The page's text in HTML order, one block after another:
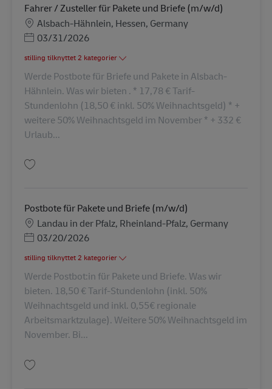
Fahrer / Zusteller für Pakete und Briefe (m/w/d)
Lokation
Alsbach-Hähnlein, Hessen, Germany
Posted Date
03/31/2026
stilling tilknyttet 2 kategorier
Werde Postbote für Briefe und Pakete in Alsbach-
Hähnlein. Was wir bieten . * 17,78 € Tarif-
Stundenlohn (18,50 € inkl. 50% Weihnachtsgeld) * +
weitere 50% Weihnachtsgeld im November * + 332 €
Urlaub...
Postbote für Pakete und Briefe (m/w/d)
Lokation
Landau in der Pfalz, Rheinland-Pfalz, Germany
Posted Date
03/20/2026
stilling tilknyttet 2 kategorier
Werde Postbot:in für Pakete und Briefe. Was wir
bieten. 18,50 € Tarif-Stundenlohn (inkl. 50%
Weihnachtsgeld und inkl. 0,55€ regionale
Arbeitsmarktzulage). Weitere 50% Weihnachtsgeld im
November. Bi...